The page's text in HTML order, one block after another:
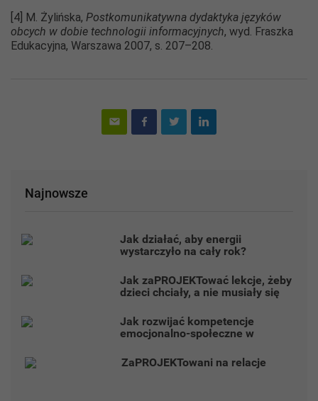
[4] M. Żylińska, Postkomunikatywna dydaktyka języków
obcych w dobie technologii informacyjnych, wyd. Fraszka
Edukacyjna, Warszawa 2007, s. 207–208.
Najnowsze
Jak działać, aby energii
wystarczyło na cały rok?
Jak zaPROJEKTować lekcje, żeby
dzieci chciały, a nie musiały się
Jak rozwijać kompetencje
emocjonalno-społeczne w
ZaPROJEKTowani na relacje